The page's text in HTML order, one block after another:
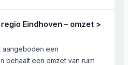
Eindhoven – omzet >
aangeboden een
behaalt een omzet van ruim